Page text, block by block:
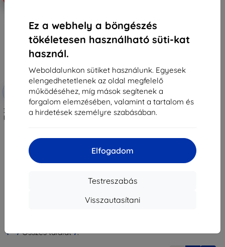
Ez a webhely a böngészés
tökéletesen használható süti-kat
használ.
Weboldalunkon sütiket használunk. Egyesek
elengedhetetlenek az oldal megfelelő
működéséhez, míg mások segítenek a
forgalom elemzésében, valamint a tartalom és
a hirdetések személyre szabásában.
Elfogadom
Testreszabás
Visszautasítani
Kedvezmény
kuponnal
EXTRA10
3MK ARC+ teljes képernyős fólia
Realme GT Neo 6 / GT Neo 6 SE-
Raktáron > 5 darab
1-7Összes találat7.